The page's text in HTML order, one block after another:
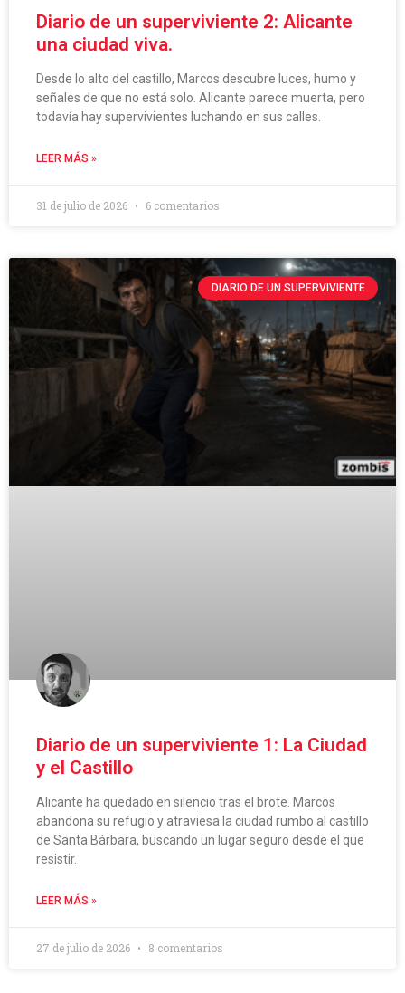
Diario de un superviviente 2: Alicante
una ciudad viva.
Desde lo alto del castillo, Marcos descubre luces, humo y
señales de que no está solo. Alicante parece muerta, pero
todavía hay supervivientes luchando en sus calles.
LEER MÁS »
31 de julio de 2026 6 comentarios
DIARIO DE UN SUPERVIVIENTE
Diario de un superviviente 1: La Ciudad
y el Castillo
Alicante ha quedado en silencio tras el brote. Marcos
abandona su refugio y atraviesa la ciudad rumbo al castillo
de Santa Bárbara, buscando un lugar seguro desde el que
resistir.
LEER MÁS »
27 de julio de 2026 8 comentarios